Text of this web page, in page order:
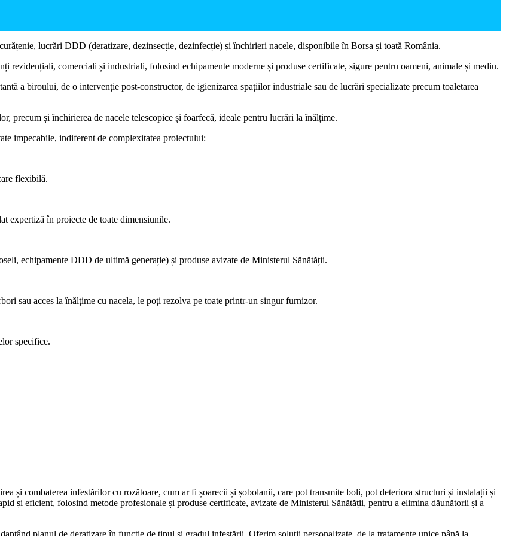
lucrări DDD (deratizare, dezinsecție, dezinfecție) și închirieri nacele, disponibile în Borsa și toată România.
rezidențiali, comerciali și industriali, folosind echipamente moderne și produse certificate, sigure pentru oameni, animale și mediu.
a biroului, de o intervenție post-constructor, de igienizarea spațiilor industriale sau de lucrări specializate precum toaletarea
precum și închirierea de nacele telescopice și foarfecă, ideale pentru lucrări la înălțime.
impecabile, indiferent de complexitatea proiectului:
flexibilă.
expertiză în proiecte de toate dimensiunile.
echipamente DDD de ultimă generație) și produse avizate de Ministerul Sănătății.
sau acces la înălțime cu nacela, le poți rezolva pe toate printr-un singur furnizor.
specifice.
și combaterea infestărilor cu rozătoare, cum ar fi șoarecii și șobolanii, care pot transmite boli, pot deteriora structuri și instalații și
și eficient, folosind metode profesionale și produse certificate, avizate de Ministerul Sănătății, pentru a elimina dăunătorii și a